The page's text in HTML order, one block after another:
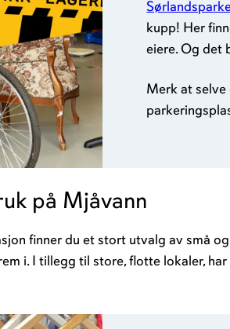
kupp! Her
eiere. Og det
Merk at selve
på Mjåvann
finner du et stort utvalg av små
i. I tillegg til store, flotte lokaler,